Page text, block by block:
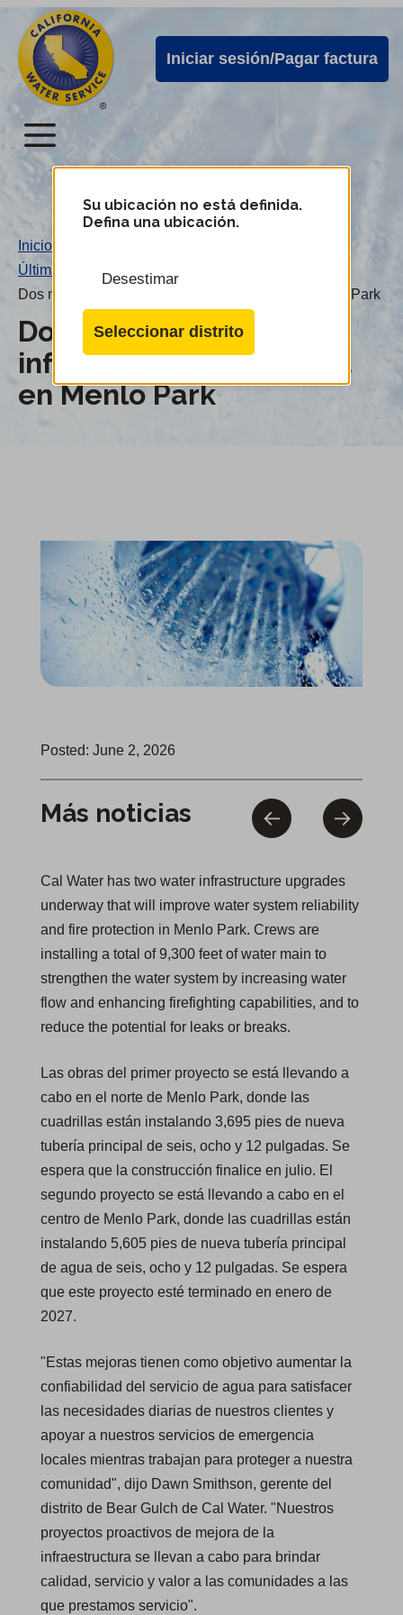
Ir
directamente
contenido
principal
Alertas
de
Cal
Water
Iniciar sesión/Pagar factura
Menú
Menú
del
servicio
móvil
de
Cal
Water
Su ubicación no está definida.
Defina una ubicación.
Desestimar
Seleccionar distrito
distrito
Inicio
Últimas noticias
Dos mejoras en la infraestructura de agua en Menlo Park
Dos mejoras en la
infraestructura de agua
en Menlo Park
Posted: June 2, 2026
Más noticias
Cal Water has two water infrastructure upgrades
underway that will improve water system reliability
and fire protection in Menlo Park. Crews are
installing a total of 9,300 feet of water main to
strengthen the water system by increasing water
flow and enhancing firefighting capabilities, and to
reduce the potential for leaks or breaks.
Las obras del primer proyecto se está llevando a
cabo en el norte de Menlo Park, donde las
cuadrillas están instalando 3,695 pies de nueva
tubería principal de seis, ocho y 12 pulgadas. Se
espera que la construcción finalice en julio. El
segundo proyecto se está llevando a cabo en el
centro de Menlo Park, donde las cuadrillas están
instalando 5,605 pies de nueva tubería principal
de agua de seis, ocho y 12 pulgadas. Se espera
que este proyecto esté terminado en enero de
2027.
"Estas mejoras tienen como objetivo aumentar la
confiabilidad del servicio de agua para satisfacer
las necesidades diarias de nuestros clientes y
apoyar a nuestros servicios de emergencia
locales mientras trabajan para proteger a nuestra
comunidad", dijo Dawn Smithson, gerente del
distrito de Bear Gulch de Cal Water. "Nuestros
proyectos proactivos de mejora de la
infraestructura se llevan a cabo para brindar
calidad, servicio y valor a las comunidades a las
que prestamos servicio".